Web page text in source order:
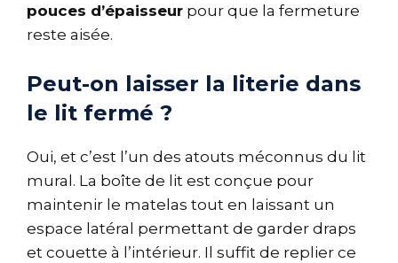
pouces d’épaisseur pour que la fermeture
reste aisée.
Peut-on laisser la literie dans
le lit fermé ?
Oui, et c’est l’un des atouts méconnus du lit
mural. La boîte de lit est conçue pour
maintenir le matelas tout en laissant un
espace latéral permettant de garder draps
et couette à l’intérieur. Il suffit de replier ce